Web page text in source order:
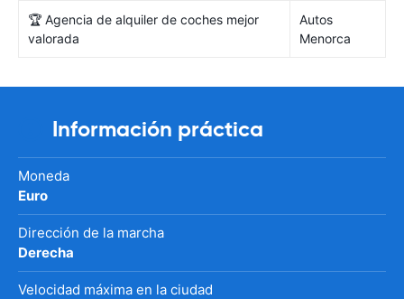
🏆 Agencia de alquiler de coches mejor
valorada
Autos
Menorca
Información práctica
Moneda
Euro
Dirección de la marcha
Derecha
Velocidad máxima en la ciudad